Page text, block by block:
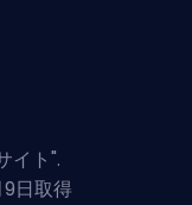
イト".
日取得